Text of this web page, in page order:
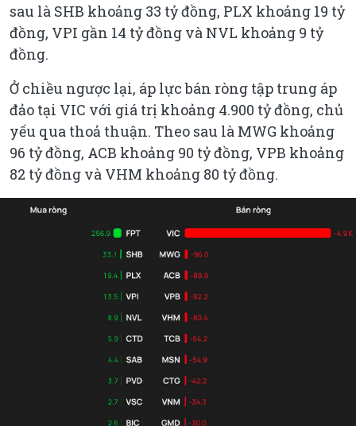
sau là SHB khoảng 33 tỷ đồng, PLX khoảng 19 tỷ
đồng, VPI gần 14 tỷ đồng và NVL khoảng 9 tỷ
đồng.
Ở chiều ngược lại, áp lực bán ròng tập trung áp
đảo tại VIC với giá trị khoảng 4.900 tỷ đồng, chủ
yếu qua thoả thuận. Theo sau là MWG khoảng
96 tỷ đồng, ACB khoảng 90 tỷ đồng, VPB khoảng
82 tỷ đồng và VHM khoảng 80 tỷ đồng.